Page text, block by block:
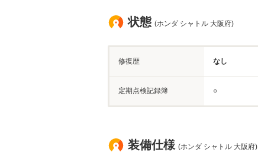
状態 (ホンダ シャトル 大阪府)
修復歴 なし
定期点検記録簿 ○
装備仕様 (ホンダ シャトル 大阪府)